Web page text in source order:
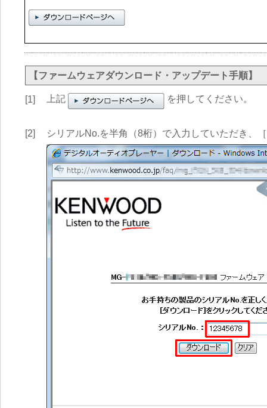
【ファームウェアダウンロード・アップデート手順】
[1] 上記 を押してください。
[2] シリアルNo.を半角（8桁）で入力していただき、